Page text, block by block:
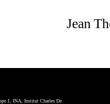
Jean
1, INA, Institut Charles De